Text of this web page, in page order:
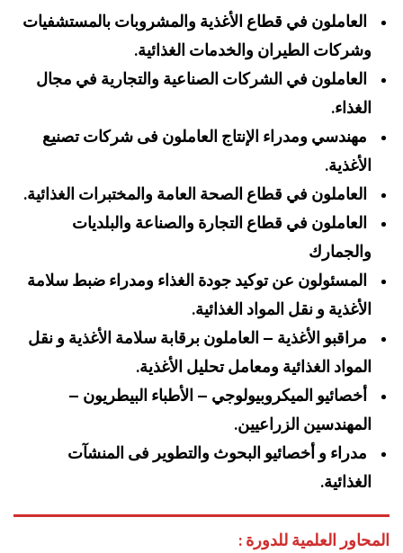
العاملون في قطاع الأغذية والمشروبات بالمستشفيات
وشركات الطيران والخدمات الغذائية.
العاملون في الشركات الصناعية والتجارية في مجال
الغذاء.
مهندسي ومدراء الإنتاج العاملون فى شركات تصنيع
الأغذية.
العاملون في قطاع الصحة العامة والمختبرات الغذائية.
العاملون في قطاع التجارة والصناعة والبلديات
والجمارك
المسئولون عن توكيد جودة الغذاء ومدراء ضبط سلامة
الأغذية و نقل المواد الغذائية.
مراقبو الأغذية – العاملون برقابة سلامة الأغذية و نقل
المواد الغذائية ومعامل تحليل الأغذية.
أخصائيو الميكروبيولوجي – الأطباء البيطريون –
المهندسين الزراعيين.
مدراء و أخصائيو البحوث والتطوير فى المنشآت
الغذائية.
المحاور العلمية للدورة :